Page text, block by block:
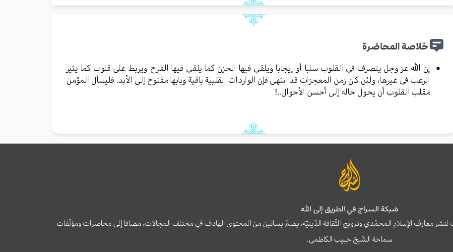
خلاصة المحاضرة
إن الله عز وجل يتصرف في القلوب سلبا أو إيجابا ويلقي فيها الحزن كما يلقي فيها الفرح ويربط على قلوب كما يثير
الرعب في غيرها، ولئن كان زمن المعجزات قد انتهى فإن الواردات القلبية باقية وبابها مفتوح إلى الأبد. فليسأل المؤمن
مقلب القلوب أن يحول حاله إلى أحسن الأحوال..!
شبكة السراج في الطريق إلى الله
لنشر معارف الإسلام المحمّدي وترويج الثّقافة الدّينيّة، يضمّ بساتين من المحتوى الهادف في مختلف المجالات، مضافا إلى محاضرات ومؤلّفات
سماحة الشّيخ حبيب الكاظمي.